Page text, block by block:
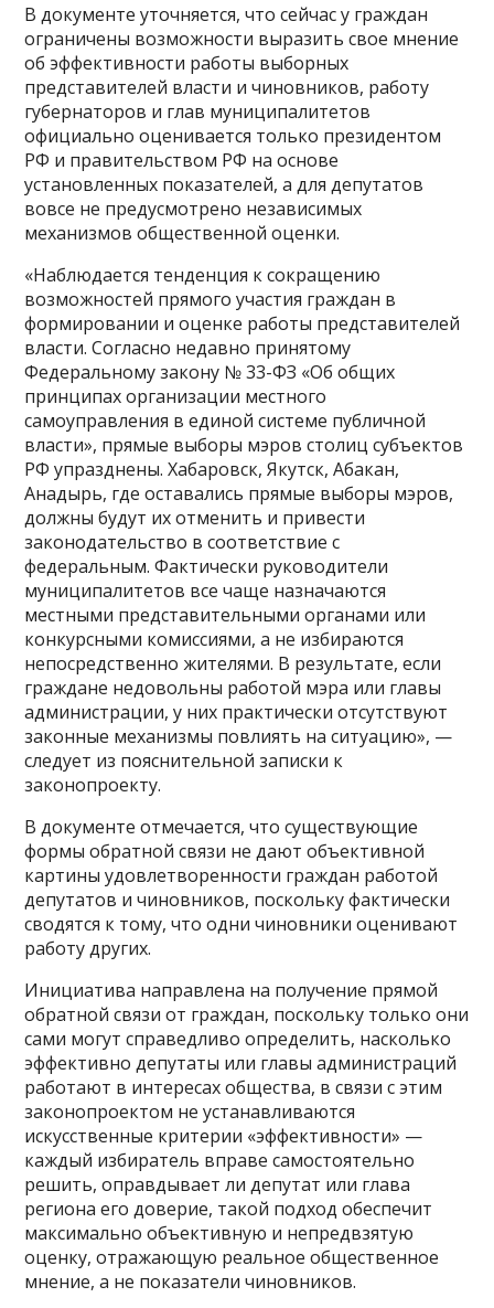
В документе уточняется, что сейчас у граждан
ограничены возможности выразить свое мнение
об эффективности работы выборных
представителей власти и чиновников, работу
губернаторов и глав муниципалитетов
официально оценивается только президентом
РФ и правительством РФ на основе
установленных показателей, а для депутатов
вовсе не предусмотрено независимых
механизмов общественной оценки.
«Наблюдается тенденция к сокращению
возможностей прямого участия граждан в
формировании и оценке работы представителей
власти. Согласно недавно принятому
Федеральному закону № 33-ФЗ «Об общих
принципах организации местного
самоуправления в единой системе публичной
власти», прямые выборы мэров столиц субъектов
РФ упразднены. Хабаровск, Якутск, Абакан,
Анадырь, где оставались прямые выборы мэров,
должны будут их отменить и привести
законодательство в соответствие с
федеральным. Фактически руководители
муниципалитетов все чаще назначаются
местными представительными органами или
конкурсными комиссиями, а не избираются
непосредственно жителями. В результате, если
граждане недовольны работой мэра или главы
администрации, у них практически отсутствуют
законные механизмы повлиять на ситуацию», —
следует из пояснительной записки к
законопроекту.
В документе отмечается, что существующие
формы обратной связи не дают объективной
картины удовлетворенности граждан работой
депутатов и чиновников, поскольку фактически
сводятся к тому, что одни чиновники оценивают
работу других.
Инициатива направлена на получение прямой
обратной связи от граждан, поскольку только они
сами могут справедливо определить, насколько
эффективно депутаты или главы администраций
работают в интересах общества, в связи с этим
законопроектом не устанавливаются
искусственные критерии «эффективности» —
каждый избиратель вправе самостоятельно
решить, оправдывает ли депутат или глава
региона его доверие, такой подход обеспечит
максимально объективную и непредвзятую
оценку, отражающую реальное общественное
мнение, а не показатели чиновников.